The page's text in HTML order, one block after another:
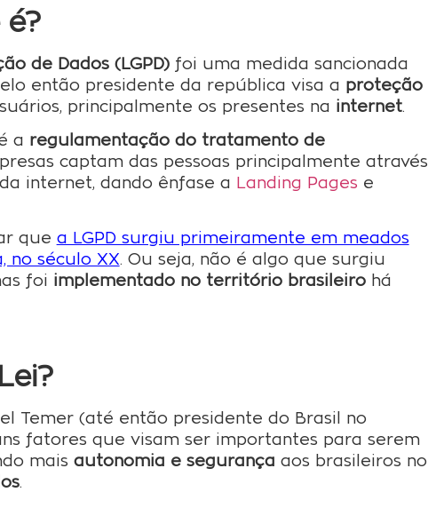
é?
de Dados (LGPD)foi uma medida sancionada
então presidente da república visa a proteção
principalmente os presentes na internet.
a regulamentação do tratamento de
captam das pessoas principalmente através
da internet, dando ênfase a Landing Pages e
que a LGPD surgiu primeiramente em meados
no século XX. Ou seja, não é algo que surgiu
foi implementado no território brasileirohá
Temer (até então presidente do Brasil no
fatores que visam ser importantes para serem
mais autonomia e segurança aos brasileiros no
.